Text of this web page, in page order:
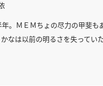
。ＭＥＭちょの尽力の甲斐も
なは以前の明るさを失って